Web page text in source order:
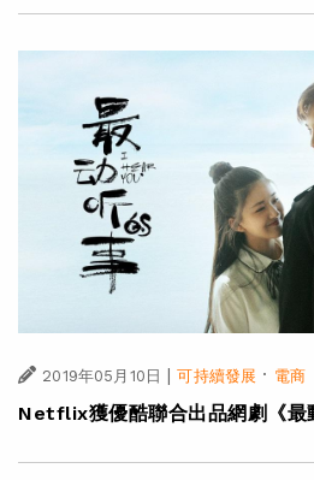
2019年05月10日 | 可持續發展 · 電商
Netflix獲優酷聯合出品網劇《最